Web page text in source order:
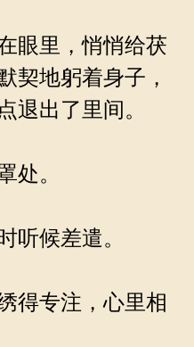
眼里，悄悄给茯
契地躬着身子，
退出了里间。
处。
听候差遣。
得专注，心里相